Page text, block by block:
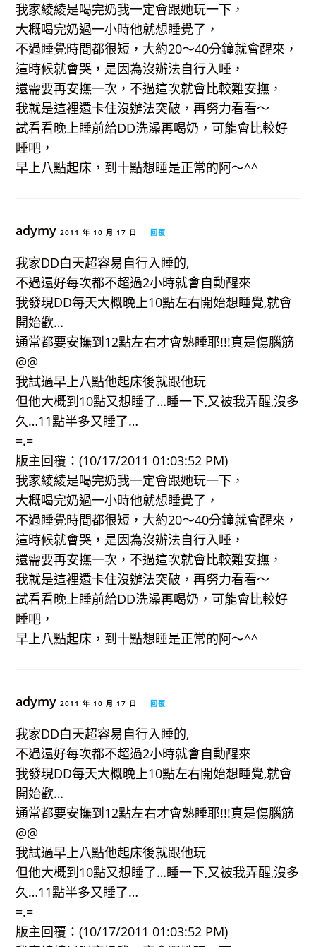
我家綾綾是喝完奶我一定會跟她玩一下，
大概喝完奶過一小時他就想睡覺了，
不過睡覺時間都很短，大約20～40分鐘就會醒來，
這時候就會哭，是因為沒辦法自行入睡，
還需要再安撫一次，不過這次就會比較難安撫，
我就是這裡還卡住沒辦法突破，再努力看看～
試看看晚上睡前給DD洗澡再喝奶，可能會比較好
睡吧，
早上八點起床，到十點想睡是正常的阿～^^
adymy2011 年 10 月 17 日 回覆
我家DD白天超容易自行入睡的,
不過還好每次都不超過2小時就會自動醒來
我發現DD每天大概晚上10點左右開始想睡覺,就會
開始歡…
通常都要安撫到12點左右才會熟睡耶!!!真是傷腦筋
@@
我試過早上八點他起床後就跟他玩
但他大概到10點又想睡了…睡一下,又被我弄醒,沒多
久…11點半多又睡了…
=.=
版主回覆：(10/17/2011 01:03:52 PM)
我家綾綾是喝完奶我一定會跟她玩一下，
大概喝完奶過一小時他就想睡覺了，
不過睡覺時間都很短，大約20～40分鐘就會醒來，
這時候就會哭，是因為沒辦法自行入睡，
還需要再安撫一次，不過這次就會比較難安撫，
我就是這裡還卡住沒辦法突破，再努力看看～
試看看晚上睡前給DD洗澡再喝奶，可能會比較好
睡吧，
早上八點起床，到十點想睡是正常的阿～^^
adymy2011 年 10 月 17 日 回覆
我家DD白天超容易自行入睡的,
不過還好每次都不超過2小時就會自動醒來
我發現DD每天大概晚上10點左右開始想睡覺,就會
開始歡…
通常都要安撫到12點左右才會熟睡耶!!!真是傷腦筋
@@
我試過早上八點他起床後就跟他玩
但他大概到10點又想睡了…睡一下,又被我弄醒,沒多
久…11點半多又睡了…
=.=
版主回覆：(10/17/2011 01:03:52 PM)